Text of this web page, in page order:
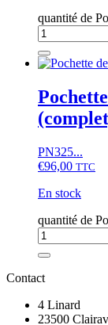
quantité de
PN325...
€96,00 TTC
En stock
quantité de
Contact
4 Linard
23500